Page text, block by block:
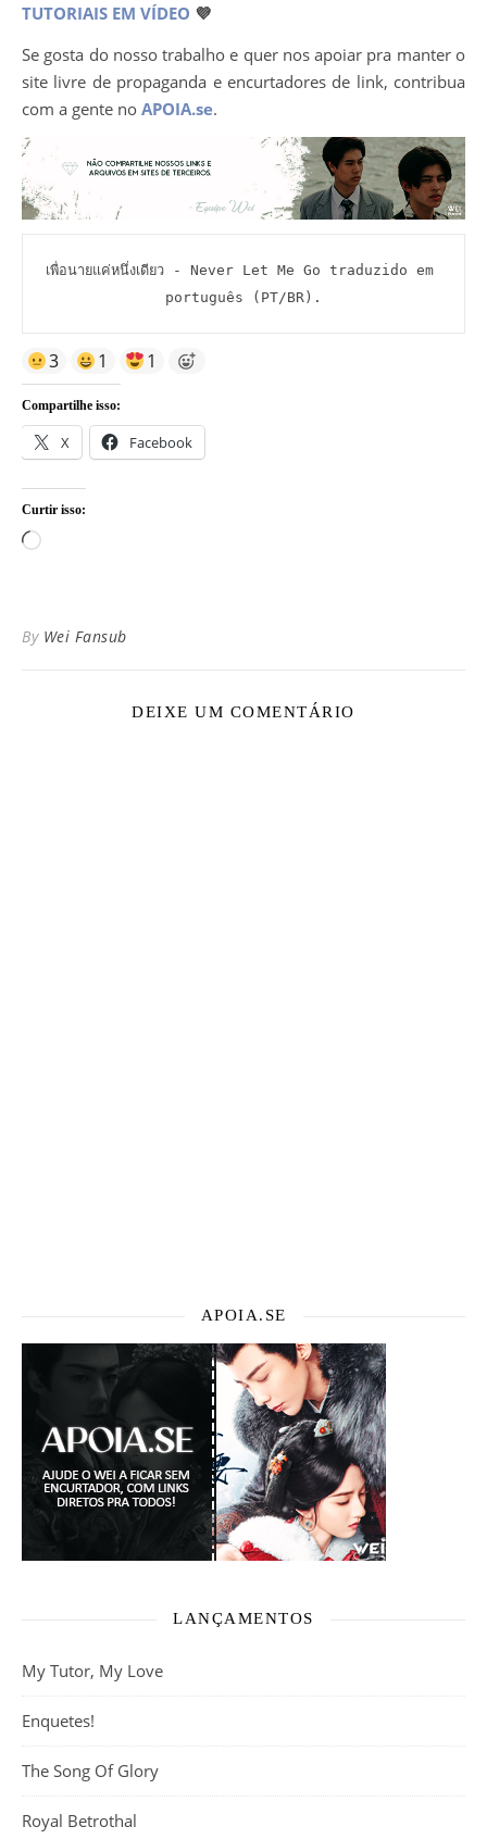
TUTORIAIS EM VÍDEO 💜
Se gosta do nosso trabalho e quer nos apoiar pra manter o
site livre de propaganda e encurtadores de link, contribua
com a gente no APOIA.se.
เพื่อนายแค่หนึ่งเดียว - Never Let Me Go traduzido em
português (PT/BR).
3 1 1
Compartilhe isso:
X Facebook
Curtir isso:
Carregando...
By Wei Fansub
DEIXE UM COMENTÁRIO
APOIA.SE
LANÇAMENTOS
My Tutor, My Love
Enquetes!
The Song Of Glory
Royal Betrothal